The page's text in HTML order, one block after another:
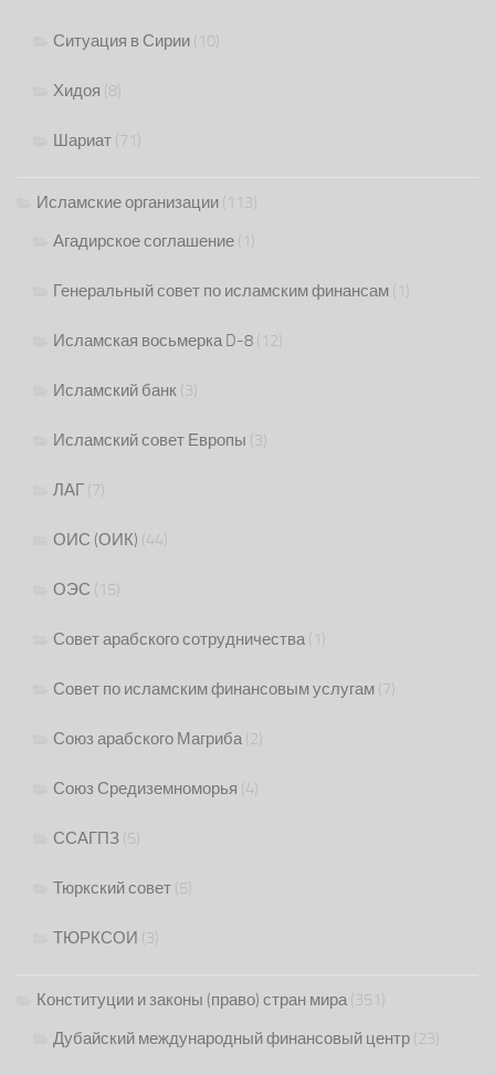
Ситуация в Сирии (10)
Хидоя (8)
Шариат (71)
Исламские организации (113)
Агадирское соглашение (1)
Генеральный совет по исламским финансам (1)
Исламская восьмерка D-8 (12)
Исламский банк (3)
Исламский совет Европы (3)
ЛАГ (7)
ОИС (ОИК) (44)
ОЭС (15)
Совет арабского сотрудничества(1)
Совет по исламским финансовым услугам (7)
Союз арабского Магриба(2)
Союз Средиземноморья (4)
ССАГПЗ (5)
Тюркский совет (5)
ТЮРКСОИ (3)
Конституции и законы (право) стран мира(351)
Дубайский международный финансовый центр (23)